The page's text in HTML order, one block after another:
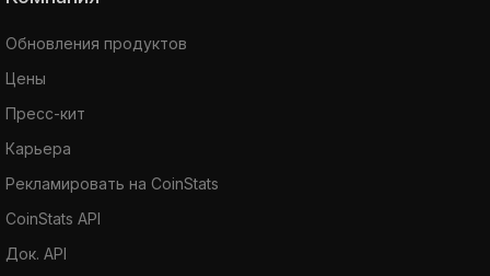
Обновления продуктов
Цены
Пресс-кит
Карьера
Рекламировать на CoinStats
CoinStats API
Док. API